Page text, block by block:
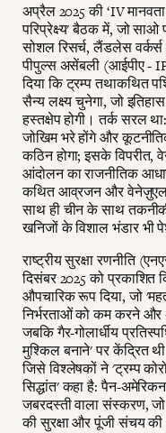
अप्रैल 2025 की ‘IV
परिप्रेक्ष्य' बैठक में, जो साओ
सोशल रिसर्च, लैंडलेस
पीपुल्स असेंबली (आईपीए -
दिया कि ट्रम्प तथाकथित
सैन्य लक्ष्य चुनेगा, जो
हस्तक्षेप होगी। तर्क सरल
जोखिम भरे होंगे और
कठिन होगा; इसके विपरीत,
आंदोलन का राजनीतिक
कथित आव्रजन और वेनेज़ुएला
साथ ही चीन के साथ
खनिजों के विशाल भंडार भी
राष्ट्रीय सुरक्षा रणनीति
दिसंबर 2025 को प्रकाशित
औपचारिक रूप दिया, जो
निर्भरताओं को कम करने
जबकि गैर-गोलार्धीय
मुश्किल बनाने' पर केंद्रित
जिसे विश्लेषकों ने 'ट्रम्प
सिद्धांत' कहा है: पैन-
जबरदस्ती वाला संस्करण,
की सुरक्षा और पूंजी संचय